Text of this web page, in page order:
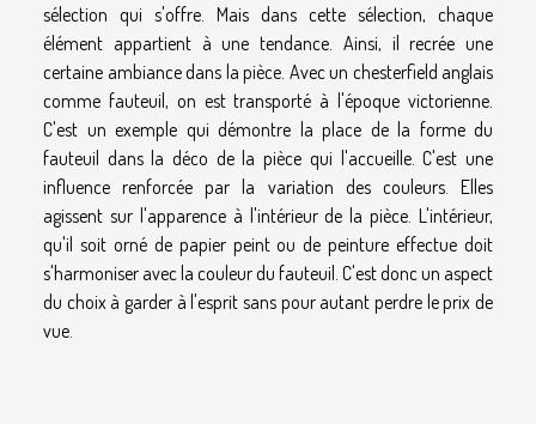
sélection qui s'offre. Mais dans cette sélection, chaque
élément appartient à une tendance. Ainsi, il recrée une
certaine ambiance dans la pièce. Avec un chesterfield anglais
comme fauteuil, on est transporté à l'époque victorienne.
C'est un exemple qui démontre la place de la forme du
fauteuil dans la déco de la pièce qui l'accueille. C'est une
influence renforcée par la variation des couleurs. Elles
agissent sur l'apparence à l'intérieur de la pièce. L'intérieur,
qu'il soit orné de papier peint ou de peinture effectue doit
s'harmoniser avec la couleur du fauteuil. C'est donc un aspect
du choix à garder à l'esprit sans pour autant perdre le prix de
vue.